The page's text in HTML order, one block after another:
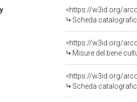
<https://w3id.org/
Scheda
<https://w3id.org/
Misure del bene
<https://w3id.org/
Scheda